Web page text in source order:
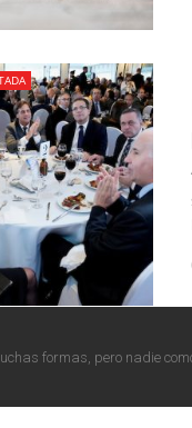
formas, pero nadie